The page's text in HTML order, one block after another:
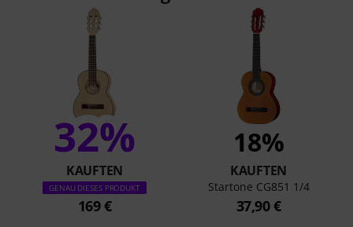
32%
KAUFTEN
GENAU DIESES PRODUKT
169 €
18%
KAUFTEN
Startone CG851 1/4
37,90 €